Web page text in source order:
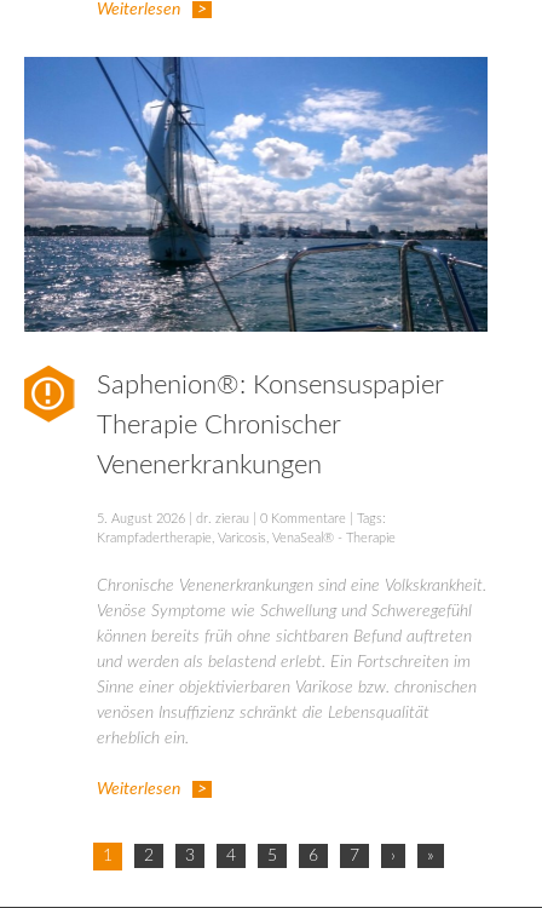
Weiterlesen
Saphenion®: Konsensuspapier
Therapie Chronischer
Venenerkrankungen
5. August 2026 dr. zierau 0 Kommentare | Tags:
Krampfadertherapie Varicosis VenaSeal® - Therapie
Chronische Venenerkrankungen sind eine Volkskrankheit.
Venöse Symptome wie Schwellung und Schweregefühl
können bereits früh ohne sichtbaren Befund auftreten
und werden als belastend erlebt. Ein Fortschreiten im
Sinne einer objektivierbaren Varikose bzw. chronischen
venösen Insuffizienz schränkt die Lebensqualität
erheblich ein.
Weiterlesen
1 2 3 4 5 6 7 › »